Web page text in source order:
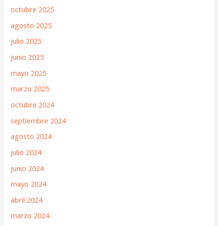
octubre 2025
agosto 2025
julio 2025
junio 2025
mayo 2025
marzo 2025
octubre 2024
septiembre 2024
agosto 2024
julio 2024
junio 2024
mayo 2024
abril 2024
marzo 2024